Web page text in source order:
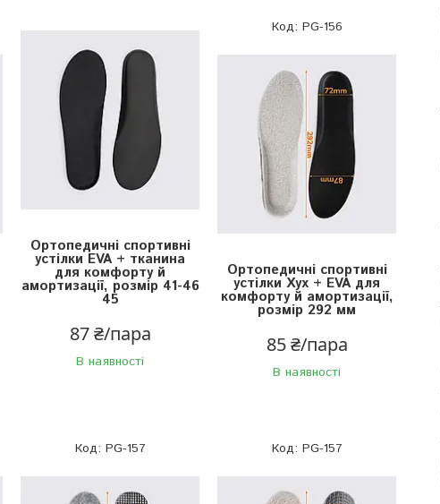
Ортопедичні спортивні
устілки EVA + тканина
для комфорту й
амортизації, розмір 41-46
45
87 ₴/пара
В наявності
PG-156
Ортопедичні спортивні
устілки Хух + EVA для
комфорту й амортизації,
розмір 292 мм
85 ₴/пара
В наявності
PG-157 PG-157